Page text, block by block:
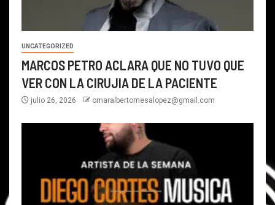
UNCATEGORIZED
MARCOS PETRO ACLARA QUE NO TUVO QUE
VER CON LA CIRUJIA DE LA PACIENTE
julio 26, 2026 omaralbertomesalopez@gmail.com